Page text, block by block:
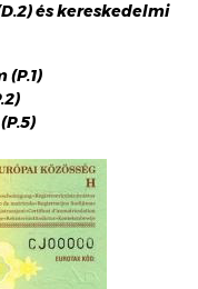
és kereskedelmi